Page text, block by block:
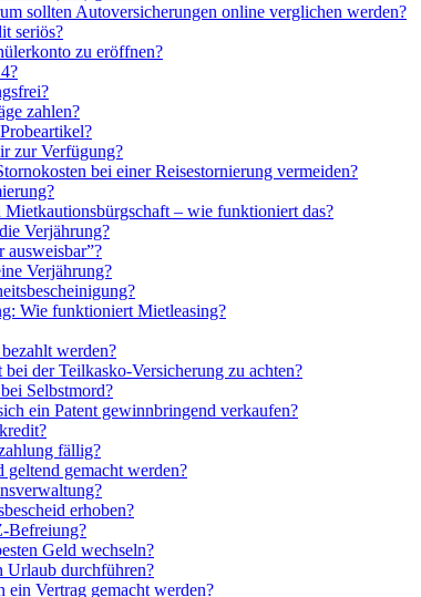
sollten Autoversicherungen online verglichen werden?
seriös?
zu eröffnen?
zahlen?
zur Verfügung?
bei einer Reisestornierung vermeiden?
– wie funktioniert das?
Verjährung?
ausweisbar”?
Verjährung?
Wie funktioniert Mietleasing?
werden?
der Teilkasko-Versicherung zu achten?
Selbstmord?
ein Patent gewinnbringend verkaufen?
fällig?
gemacht werden?
erhoben?
Befreiung?
Geld wechseln?
Urlaub durchführen?
Vertrag gemacht werden?